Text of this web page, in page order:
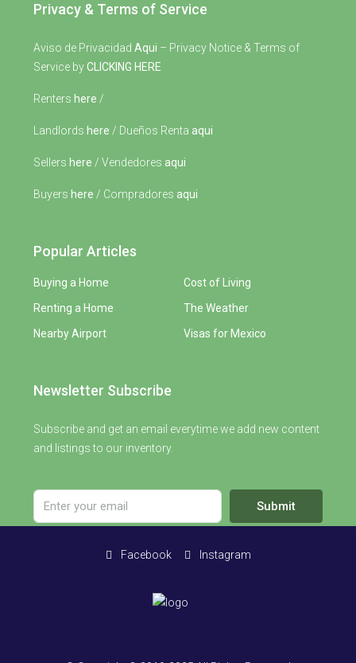
Privacy & Terms of Service
Aviso de Privacidad Aqui – Privacy Notice & Terms of
Service byCLICKING HERE
Renters here /
Landlords here / Dueños Renta aqui
Sellers here / Vendedores aqui
Buyers here / Compradores aqui
Popular Articles
Buying a Home
Renting a Home
Nearby Airport
Cost of Living
The Weather
Visas for Mexico
Newsletter Subscribe
Subscribe and get an email everytime we add new content
and listings to our inventory.
Submit
Facebook Instagram